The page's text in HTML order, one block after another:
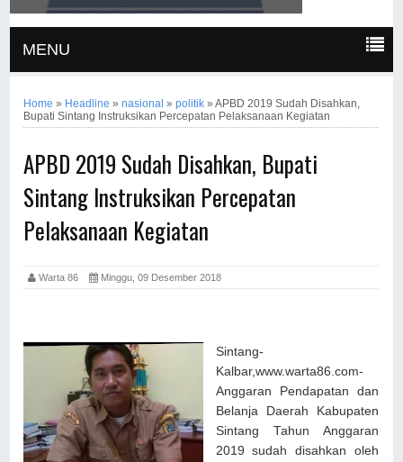
MENU
Home » Headline »nasional »politik »APBD 2019 Sudah Disahkan,
Bupati Sintang Instruksikan Percepatan Pelaksanaan Kegiatan
APBD 2019 Sudah Disahkan, Bupati
Sintang Instruksikan Percepatan
Pelaksanaan Kegiatan
Warta 86 Minggu, 09 Desember 2018
Sintang-
Kalbar,www.warta86.com-
Anggaran Pendapatan dan
Belanja Daerah Kabupaten
Sintang Tahun Anggaran
2019 sudah disahkan oleh